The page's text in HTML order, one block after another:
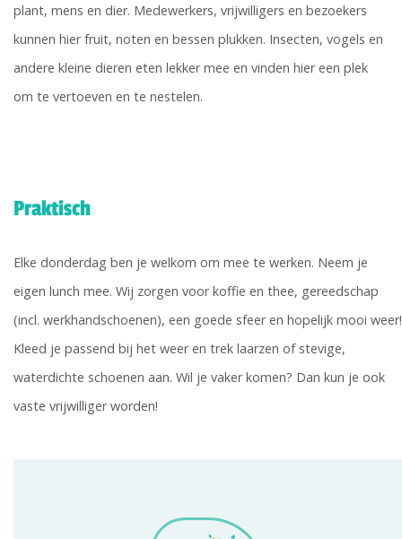
plant, mens en dier. Medewerkers, vrijwilligers en bezoekers
kunnen hier fruit, noten en bessen plukken. Insecten, vogels en
andere kleine dieren eten lekker mee en vinden hier een plek
om te vertoeven en te nestelen.
Praktisch
Elke donderdag ben je welkom om mee te werken. Neem je
eigen lunch mee. Wij zorgen voor koffie en thee, gereedschap
(incl. werkhandschoenen), een goede sfeer en hopelijk mooi weer!
Kleed je passend bij het weer en trek laarzen of stevige,
waterdichte schoenen aan. Wil je vaker komen? Dan kun je ook
vaste vrijwilliger worden!